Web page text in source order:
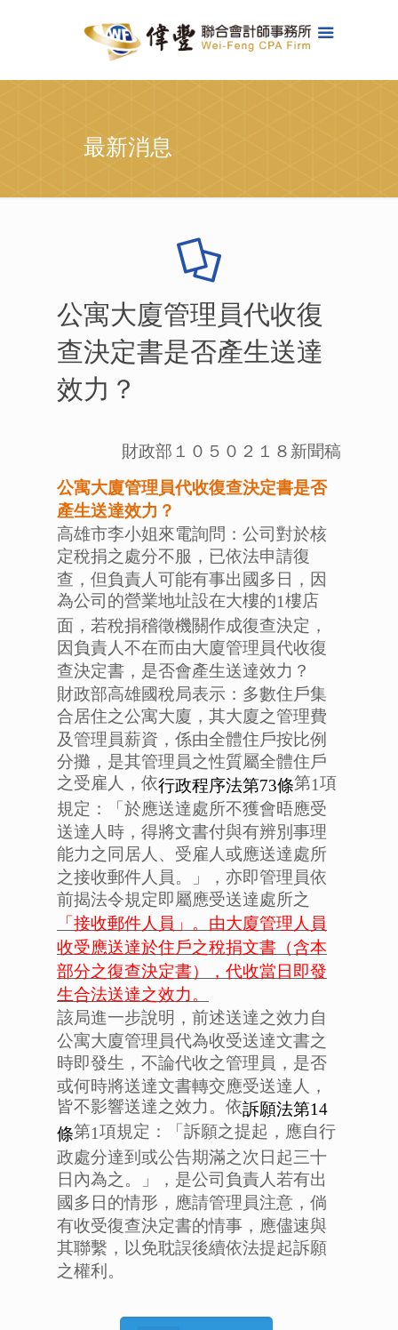
最新消息
公寓大廈管理員代收復
查決定書是否產生送達
效力？
財政部１０５０２１８新聞稿
公寓大廈管理員代收復查決定書是否
產生送達效力？
高雄市李小姐來電詢問：公司對於核
定稅捐之處分不服，已依法申請復
查，但負責人可能有事出國多日，因
為公司的營業地址設在大樓的1樓店
面，若稅捐稽徵機關作成復查決定，
因負責人不在而由大廈管理員代收復
查決定書，是否會產生送達效力？
財政部高雄國稅局表示：多數住戶集
合居住之公寓大廈，其大廈之管理費
及管理員薪資，係由全體住戶按比例
分攤，是其管理員之性質屬全體住戶
之受雇人，依行政程序法第73條第1項
規定：「於應送達處所不獲會晤應受
送達人時，得將文書付與有辨別事理
能力之同居人、受雇人或應送達處所
之接收郵件人員。」，亦即管理員依
前揭法令規定即屬應受送達處所之
「接收郵件人員」。由大廈管理人員
收受應送達於住戶之稅捐文書（含本
部分之復查決定書），代收當日即發
生合法送達之效力。
該局進一步說明，前述送達之效力自
公寓大廈管理員代為收受送達文書之
時即發生，不論代收之管理員，是否
或何時將送達文書轉交應受送達人，
皆不影響送達之效力。依訴願法第14
條第1項規定：「訴願之提起，應自行
政處分達到或公告期滿之次日起三十
日內為之。」，是公司負責人若有出
國多日的情形，應請管理員注意，倘
有收受復查決定書的情事，應儘速與
其聯繫，以免耽誤後續依法提起訴願
之權利。